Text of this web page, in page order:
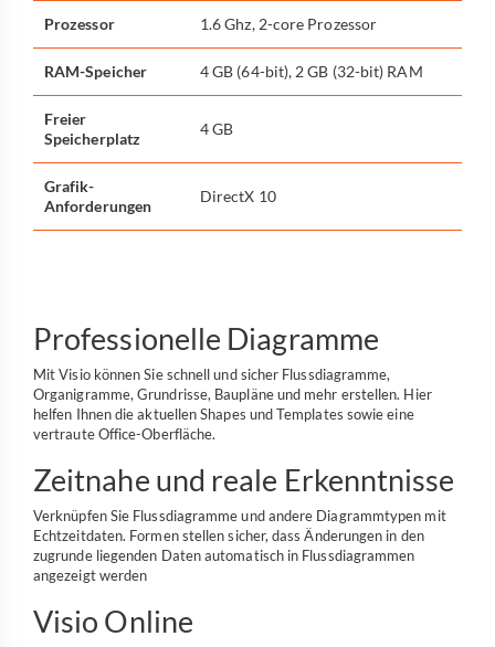
Prozessor 1.6 Ghz, 2-core Prozessor
RAM-Speicher 4 GB (64-bit), 2 GB (32-bit) RAM
Freier
Speicherplatz
4 GB
Grafik-
Anforderungen
DirectX 10
Professionelle Diagramme
Mit Visio können Sie schnell und sicher Flussdiagramme,
Organigramme, Grundrisse, Baupläne und mehr erstellen. Hier
helfen Ihnen die aktuellen Shapes und Templates sowie eine
vertraute Office-Oberfläche.
Zeitnahe und reale Erkenntnisse
Verknüpfen Sie Flussdiagramme und andere Diagrammtypen mit
Echtzeitdaten. Formen stellen sicher, dass Änderungen in den
zugrunde liegenden Daten automatisch in Flussdiagrammen
angezeigt werden
Visio Online